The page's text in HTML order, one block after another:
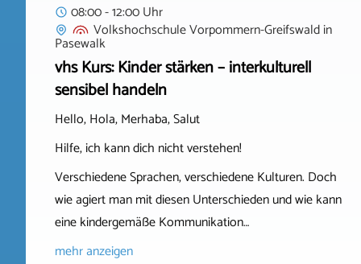
08:00 - 12:00 Uhr
Volkshochschule Vorpommern-Greifswaldin
Pasewalk
vhs Kurs: Kinder stärken – interkulturell
sensibel handeln
Hello, Hola, Merhaba, Salut
Hilfe, ich kann dich nicht verstehen!
Verschiedene Sprachen, verschiedene Kulturen. Doch
wie agiert man mit diesen Unterschieden und wie kann
eine kindergemäße Kommunikation…
mehr anzeigen